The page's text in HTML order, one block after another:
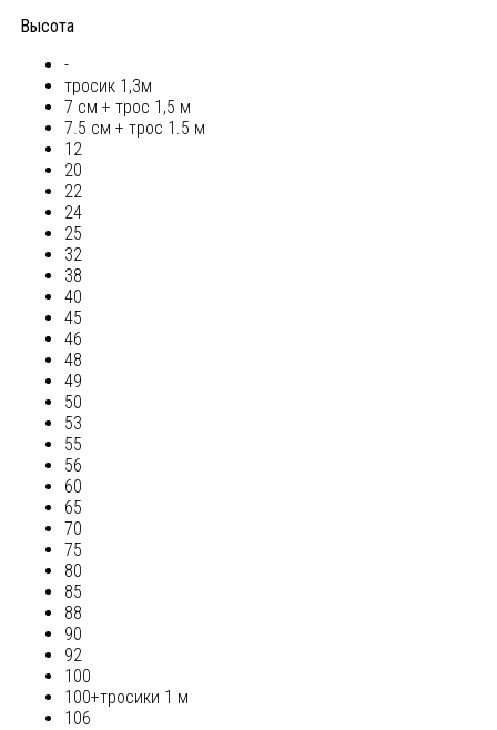
Высота
-
тросик 1,3м
7 см + трос 1,5 м
7.5 см + трос 1.5 м
12
20
22
24
25
32
38
40
45
46
48
49
50
53
55
56
60
65
70
75
80
85
88
90
92
100
100+тросики 1 м
106